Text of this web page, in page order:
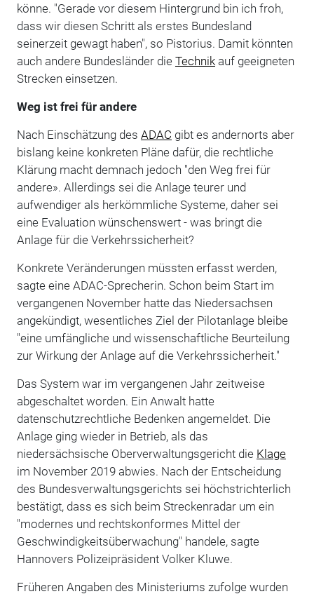
könne. "Gerade vor diesem Hintergrund bin ich froh,
dass wir diesen Schritt als erstes Bundesland
seinerzeit gewagt haben", so Pistorius. Damit könnten
auch andere Bundesländer die Technikauf geeigneten
Strecken einsetzen.
Weg ist frei für andere
Nach Einschätzung des ADAC gibt es andernorts aber
bislang keine konkreten Pläne dafür, die rechtliche
Klärung macht demnach jedoch "den Weg frei für
andere». Allerdings sei die Anlage teurer und
aufwendiger als herkömmliche Systeme, daher sei
eine Evaluation wünschenswert - was bringt die
Anlage für die Verkehrssicherheit?
Konkrete Veränderungen müssten erfasst werden,
sagte eine ADAC-Sprecherin. Schon beim Start im
vergangenen November hatte das Niedersachsen
angekündigt, wesentliches Ziel der Pilotanlage bleibe
"eine umfängliche und wissenschaftliche Beurteilung
zur Wirkung der Anlage auf die Verkehrssicherheit."
Das System war im vergangenen Jahr zeitweise
abgeschaltet worden. Ein Anwalt hatte
datenschutzrechtliche Bedenken angemeldet. Die
Anlage ging wieder in Betrieb, als das
niedersächsische Oberverwaltungsgericht die Klage
im November 2019 abwies. Nach der Entscheidung
des Bundesverwaltungsgerichts sei höchstrichterlich
bestätigt, dass es sich beim Streckenradar um ein
"modernes und rechtskonformes Mittel der
Geschwindigkeitsüberwachung" handele, sagte
Hannovers Polizeipräsident Volker Kluwe.
Früheren Angaben des Ministeriums zufolge wurden